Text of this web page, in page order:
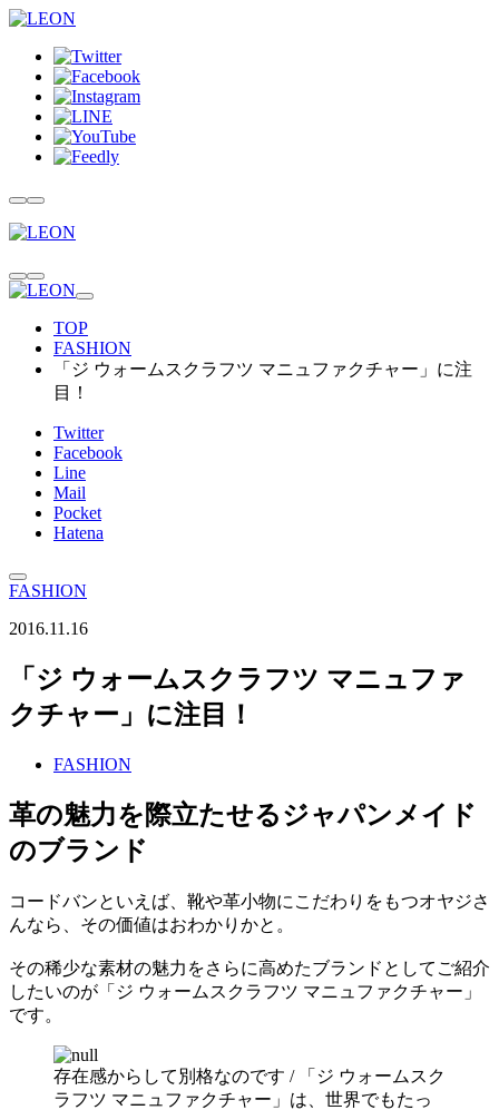
TOP
FASHION
「ジ ウォームスクラフツ マニュファクチャー」に注
目！
Twitter
Facebook
Line
Mail
Pocket
Hatena
FASHION
2016.11.16
「ジ ウォームスクラフツ マニュファ
クチャー」に注目！
FASHION
革の魅力を際立たせるジャパンメイド
のブランド
コードバンといえば、靴や革小物にこだわりをもつオヤジさ
んなら、その価値はおわかりかと。
その稀少な素材の魅力をさらに高めたブランドとしてご紹介
したいのが「ジ ウォームスクラフツ マニュファクチャー」
です。
存在感からして別格なのです / 「ジ ウォームスク
ラフツ マニュファクチャー」は、世界でもたっ